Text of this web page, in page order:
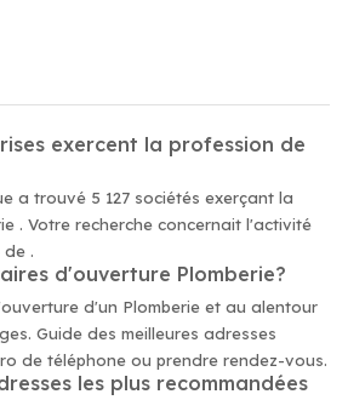
exercent la profession de
a trouvé 5 127 sociétés exerçant la
. Votre recherche concernait l'activité
de .
d'ouverture Plomberie?
d'un Plomberie et au alentour
Guide des meilleures adresses
de téléphone ou prendre rendez-vous.
les plus recommandées